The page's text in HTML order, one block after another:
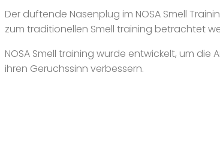
Der duftende Nasenplug im NOSA Smell
zum traditionellen Smell training betrachtet
NOSA Smell training wurde entwickelt, um
ihren Geruchssinn verbessern.